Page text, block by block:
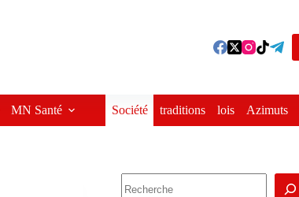
MN Santé Société traditions lois Azimuts